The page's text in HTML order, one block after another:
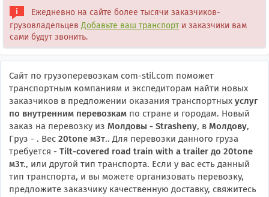
Ежедневно на сайте более тысячи заказчиков-
грузовладельцевДобавьте ваш транспорти заказчики вам
сами будут звонить.
Сайт по грузоперевозкам com-stil.com поможет
транспортным компаниям и экспедиторам найти новых
заказчиков в предложении оказания транспортных услуг
по внутренним перевозкам по стране и городам. Новый
заказ на перевозку из Молдовы - Strasheny, в Молдову,
Груз - . Вес 20tone м3т.. Для перевозки данного груза
требуется - Tilt-covered road train with a trailer до 20tone
м3т., или другой тип транспорта. Если у вас есть данный
тип транспорта, и вы можете организовать перевозку,
предложите заказчику качественную доставку, свяжитесь